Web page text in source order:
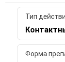
Тип
Форма